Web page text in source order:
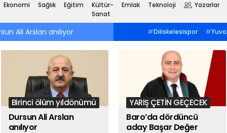
Ekonomi Sağlık Eğitim
Kültür-
Sanat
Emlak Teknoloji Yazarlar
Ali Arslan anılıyor Baro’da dördüncü aday Başar
#Tenis
KulübüGebzespor
#Çorluspor 1947Dev
Turizm-İş
#4. Vardiya İşçi
DayanışmasıGebzespor
Amatör LigGebzespor
1947Bağımsız Emekliler Sendikası
Selçuk Süzenİkizdere #
#Diliskelesispor #
Gençler Birliği
#Silivrispor
LigGebzespor
Bankası
Lilya
Marmara KAISİADBinali
Çayırova
#
Komünist Partisi
#Mahalle
#
Birinci ölüm yıldönümü
Dursun Ali Arslan
anılıyor
YARIŞ ÇETİN GEÇECEK
Baro’da dördüncü
aday Başar Değer